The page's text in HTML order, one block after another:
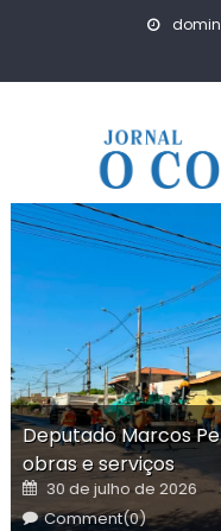
Deputado Marcos
obras e serviços
Posted
on
30 de julho de 2026
Comment(0)